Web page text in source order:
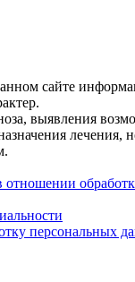
сайте
выявления
лечения,
персональных